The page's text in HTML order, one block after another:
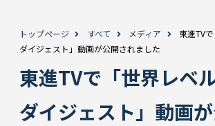
トップページ すべて メディア
東進TV
ダイジェスト」動画が公開されました
東進TVで「世界レベ
ダイジェスト」動画